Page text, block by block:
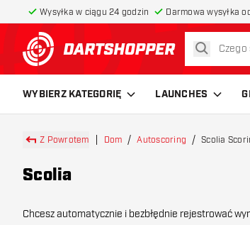
Wysyłka w ciągu 24 godzin Darmowa wysyłka
powrót do strony głównej
szukaj
WYBIERZ KATEGORIĘ LAUNCHES
Z Powrotem Dom Autoscoring Scolia
Scolia
Chcesz automatycznie i bezbłędnie rejestrować wyniki w darcie? Scolia Scoring System to idealne rozwiązanie dla graczy, którzy chcą zastąpić